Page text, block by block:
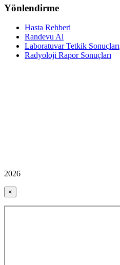
Yönlendirme
Hasta Rehberi
Randevu Al
Laboratuvar Tetkik Sonuçları
Radyoloji Rapor Sonuçları
2026
×